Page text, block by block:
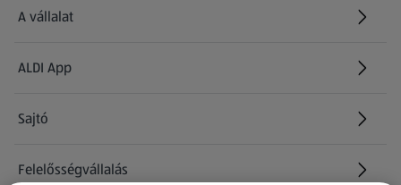
A vállalat
ALDI App
Sajtó
Felelősségvállalás